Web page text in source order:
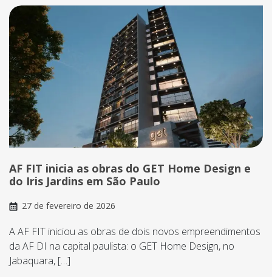
AF FIT inicia as obras do GET Home Design e
do Iris Jardins em São Paulo
27 de fevereiro de 2026
A AF FIT iniciou as obras de dois novos empreendimentos
da AF DI na capital paulista: o GET Home Design, no
Jabaquara, […]